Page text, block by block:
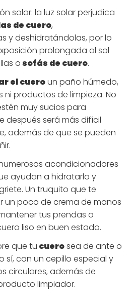
solar: la luz solar perjudica
de cuero,
y deshidratándolas, por lo
prolongada al sol
osofás de cuero.
el cueroun paño húmedo,
ni productos de limpieza. No
muy sucios para
después será más difícil
además de que se pueden
acondicionadores
ayudan a hidratarlo y
Un truquito que te
un poco de crema de manos
tus prendas o
liso en buen estado.
que tu cuerosea de ante o
sí, con un cepillo especial y
circulares, además de
limpiador.